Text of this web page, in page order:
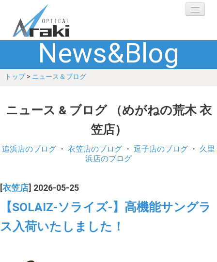
選ばれる理由
ブランド
ショップ
お客さまの声
ギャラリー
News&Blog
トップ> ニュース＆ブログ
ニュース & ブログ （めがねの荒木 衣
笠店）
追浜店のブログ ・ 衣笠店のブログ ・ 逗子店のブログ ・ 久里
浜店のブログ
衣笠店 ] 2026-05-25
【SOLAIZ-ソライズ-】高機能サングラ
ス入荷いたしました！